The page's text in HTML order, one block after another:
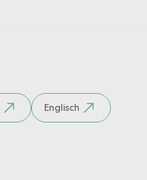
Englisch